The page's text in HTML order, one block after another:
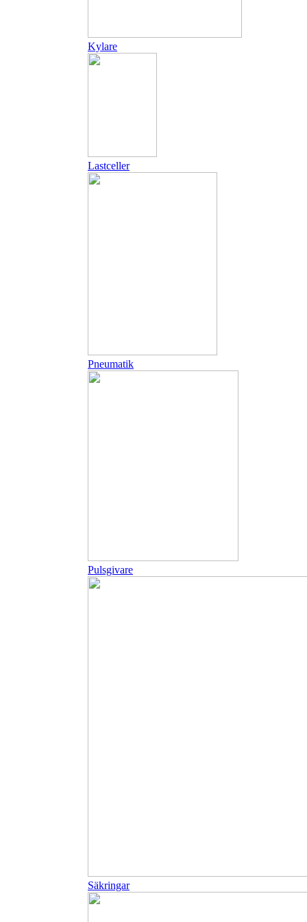
Kylare
Lastceller
Pneumatik
Pulsgivare
Säkringar